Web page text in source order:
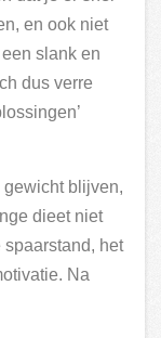
en ook niet
slank en
dus verre
blijven,
dieet niet
het
Na